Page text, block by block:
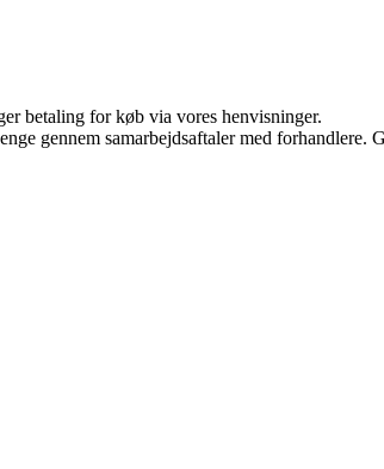
betaling for køb via vores henvisninger.
gennem samarbejdsaftaler med